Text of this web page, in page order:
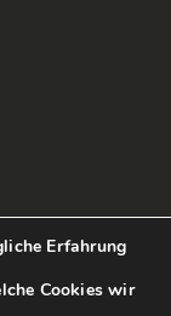
Erfahrung
Cookies wir